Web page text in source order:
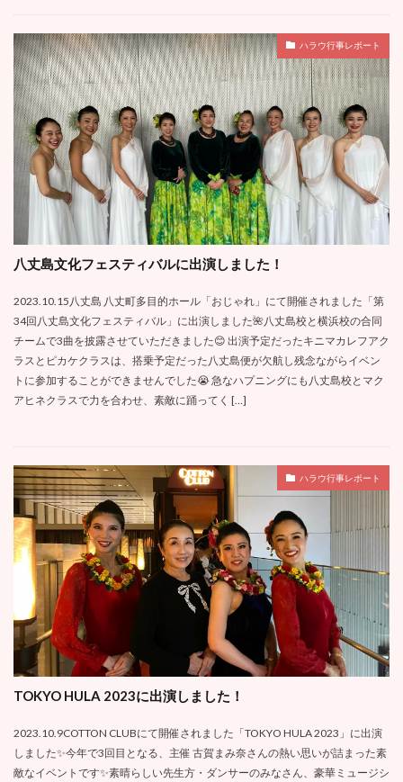
ハラウ行事レポート
八丈島文化フェスティバルに出演しました！
2023.10.15八丈島 八丈町多目的ホール「おじゃれ」にて開催されました「第
34回八丈島文化フェスティバル」に出演しました🌺八丈島校と横浜校の合同
チームで3曲を披露させていただきました😊 出演予定だったキニマカレフアク
ラスとピカケクラスは、搭乗予定だった八丈島便が欠航し残念ながらイベン
トに参加することができませんでした😭 急なハプニングにも八丈島校とマク
アヒネクラスで力を合わせ、素敵に踊ってく […]
ハラウ行事レポート
TOKYO HULA 2023に出演しました！
2023.10.9COTTON CLUBにて開催されました「TOKYO HULA 2023」に出演
しました✨今年で3回目となる、主催 古賀まみ奈さんの熱い思いが詰まった素
敵なイベントです✨素晴らしい先生方・ダンサーのみなさん、豪華ミュージシ